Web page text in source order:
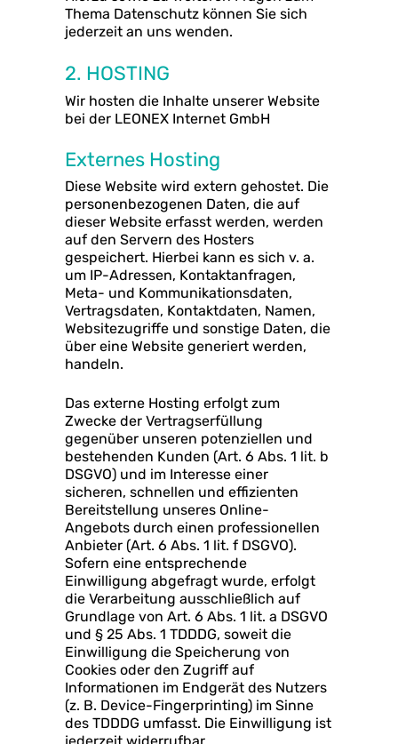
Thema Datenschutz können Sie sich
jederzeit an uns wenden.
2. HOSTING
Wir hosten die Inhalte unserer Website
bei der LEONEX Internet GmbH
Externes Hosting
Diese Website wird extern gehostet. Die
personenbezogenen Daten, die auf
dieser Website erfasst werden, werden
auf den Servern des Hosters
gespeichert. Hierbei kann es sich v. a.
um IP-Adressen, Kontaktanfragen,
Meta- und Kommunikationsdaten,
Vertragsdaten, Kontaktdaten, Namen,
Websitezugriffe und sonstige Daten, die
über eine Website generiert werden,
handeln.
Das externe Hosting erfolgt zum
Zwecke der Vertragserfüllung
gegenüber unseren potenziellen und
bestehenden Kunden (Art. 6 Abs. 1 lit. b
DSGVO) und im Interesse einer
sicheren, schnellen und effizienten
Bereitstellung unseres Online-
Angebots durch einen professionellen
Anbieter (Art. 6 Abs. 1 lit. f DSGVO).
Sofern eine entsprechende
Einwilligung abgefragt wurde, erfolgt
die Verarbeitung ausschließlich auf
Grundlage von Art. 6 Abs. 1 lit. a DSGVO
und § 25 Abs. 1 TDDDG, soweit die
Einwilligung die Speicherung von
Cookies oder den Zugriff auf
Informationen im Endgerät des Nutzers
(z. B. Device-Fingerprinting) im Sinne
des TDDDG umfasst. Die Einwilligung ist